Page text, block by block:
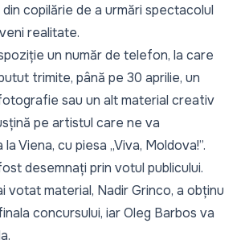
copilărie de a urmări spectacolul
realitate.
un număr de telefon, la care
trimite, până pe 30 aprilie, un
sau un alt material creativ
pe artistul care ne va
Viena, cu piesa „Viva, Moldova!”.
desemnați prin votul publicului.
votat material, Nadir Grinco, a obținu
concursului, iar Oleg Barbos va